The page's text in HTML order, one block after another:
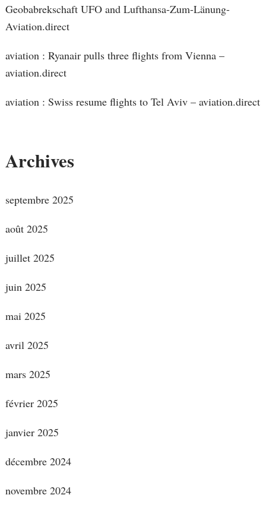
Geobabrekschaft UFO and Lufthansa-Zum-Länung-
Aviation.direct
aviation : Ryanair pulls three flights from Vienna –
aviation.direct
aviation : Swiss resume flights to Tel Aviv – aviation.direct
Archives
septembre 2025
août 2025
juillet 2025
juin 2025
mai 2025
avril 2025
mars 2025
février 2025
janvier 2025
décembre 2024
novembre 2024